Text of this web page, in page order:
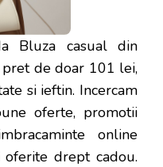
Bluza casual din
de doar 101 lei,
si ieftin. Incercam
oferte, promotii
online
drept cadou.